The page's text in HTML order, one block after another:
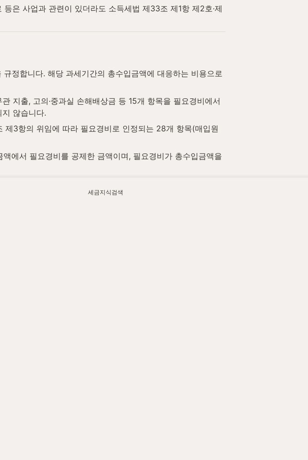
은 사업과 관련이 있더라도 소득세법 제33조 제1항 제2호·제
정합니다. 해당 과세기간의 총수입금액에 대응하는 비용으로
지출, 고의·중과실 손해배상금 등 15개 항목을 필요경비에서
않습니다.
제3항의 위임에 따라 필요경비로 인정되는 28개 항목(매입원
에서 필요경비를 공제한 금액이며, 필요경비가 총수입금액을
세금지식검색